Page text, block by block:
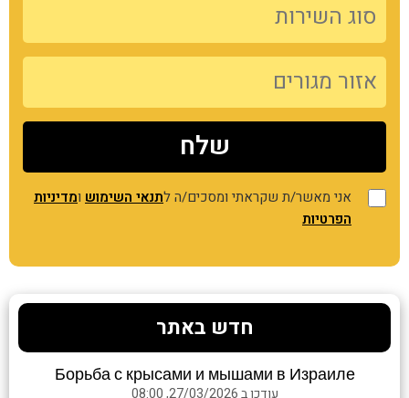
אני מאשר/ת שקראתי ומסכים/ה לתנאי השימוש ומדיניות
הפרטיות
חדש באתר
Борьба с крысами и мышами в Израиле
עודכן ב 27/03/2026, 08:00